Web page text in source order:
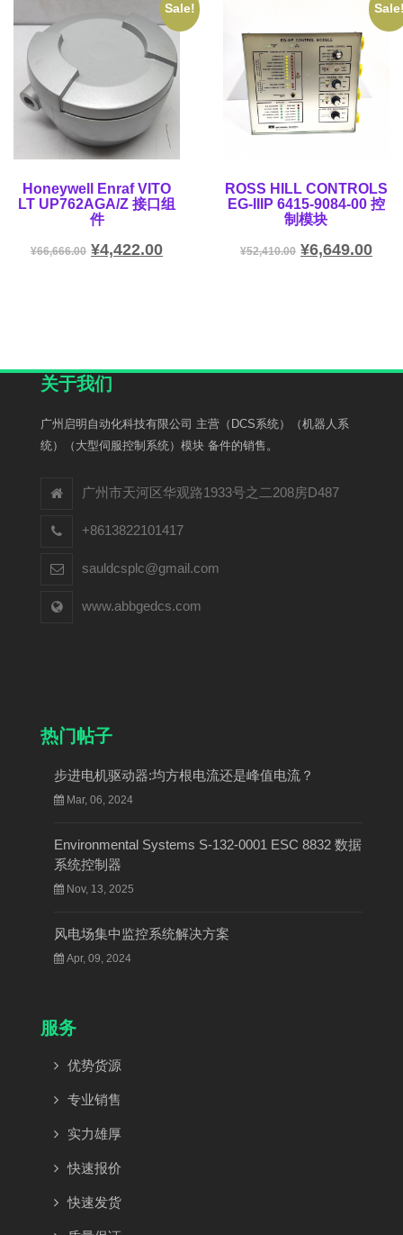
Sale!
Honeywell Enraf VITO
LT UP762AGA/Z 接口组
件
¥66,666.00 ¥4,422.00
ROSS HILL CONTROLS
EG-IIIP 6415-9084-00 控
制模块
¥52,410.00 ¥6,649.00
关于我们
广州启明自动化科技有限公司 主营（DCS系统）（机器人系
统）（大型伺服控制系统）模块 备件的销售。
广州市天河区华观路1933号之二208房D487
+8613822101417
sauldcsplc@gmail.com
www.abbgedcs.com
热门帖子
步进电机驱动器:均方根电流还是峰值电流？
Mar, 06, 2024
Environmental Systems S-132-0001 ESC 8832 数据
系统控制器
Nov, 13, 2025
风电场集中监控系统解决方案
Apr, 09, 2024
服务
优势货源
专业销售
实力雄厚
快速报价
快速发货